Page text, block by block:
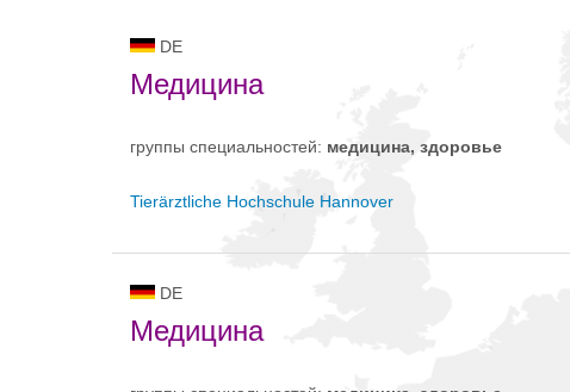
DE
Медицина
группы специальностей: медицина, здоровье
Tierärztliche Hochschule Hannover
DE
Медицина